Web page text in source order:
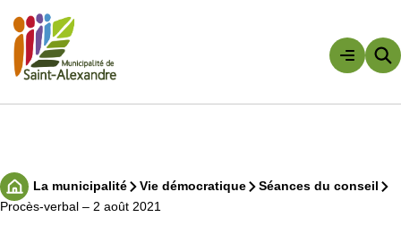
au
contenu
Accueil La municipalité Vie démocratique
Séances du conseil
Procès-verbal – 2 août 2021